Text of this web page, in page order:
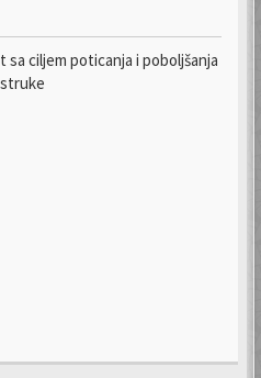
ciljem poticanja i poboljšanja